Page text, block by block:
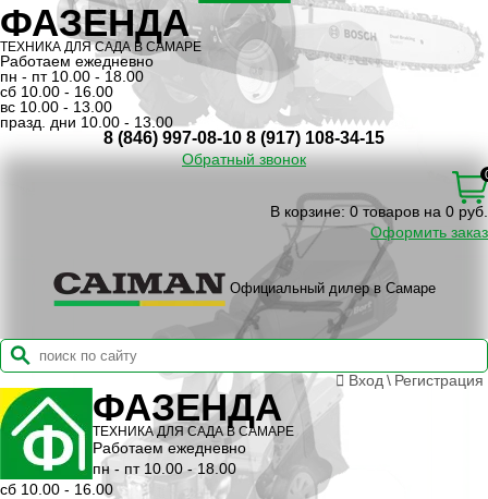
ФАЗЕНДА
ТЕХНИКА ДЛЯ САДА В САМАРЕ
Работаем ежедневно
пн - пт 10.00 - 18.00
сб 10.00 - 16.00
вс 10.00 - 13.00
празд. дни 10.00 - 13.00
8 (846) 997-08-10 8 (917) 108-34-15
Обратный звонок
В корзине: 0 товаров на 0 руб.
Оформить заказ
Официальный дилер в Самаре
Вход \ Регистрация
ФАЗЕНДА
ТЕХНИКА ДЛЯ САДА В САМАРЕ
Работаем ежедневно
пн - пт 10.00 - 18.00
сб 10.00 - 16.00